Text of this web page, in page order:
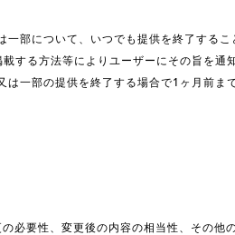
部について、いつでも提供を終了するこ
する方法等によりユーザーにその旨を通
一部の提供を終了する場合で1ヶ月前ま
必要性、変更後の内容の相当性、その他